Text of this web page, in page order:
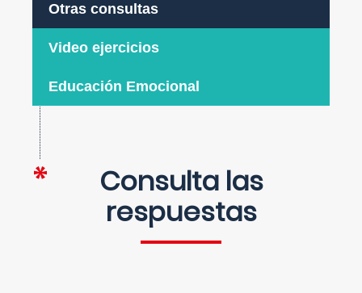
Otras consultas
Video ejercicios
Educación Emocional
Consulta las
respuestas